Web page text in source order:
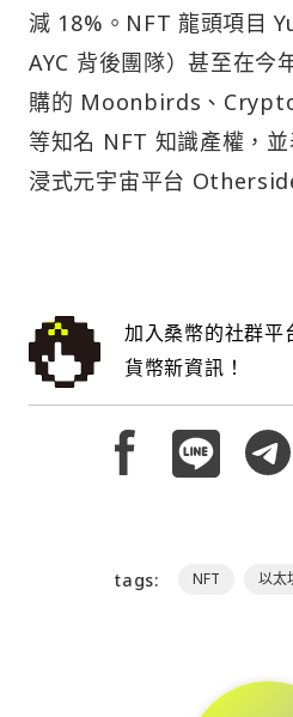
減 18%。NFT 龍頭項目
AYC 背後團隊）甚至在今
購的 Moonbirds、
等知名 NFT 知識產權，
浸式元宇宙平台
加入桑幣的社群平
貨幣新資訊！
tags: NFT 以太